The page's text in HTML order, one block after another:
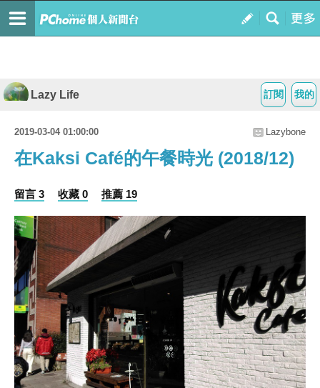
我的
訂閱
Lazy Life
2019-03-04 01:00:00 Lazybone
在Kaksi Café的午餐時光 (2018/12)
留言 3 收藏 0 推薦 19